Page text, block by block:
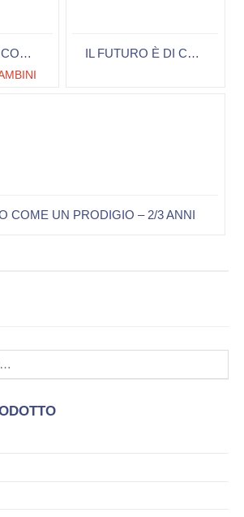
MI HAI FATTO COME UN PRODIGIO + LIBRETTO IL FUTURO È DI CHI CREDE NELLA BELLEZZA DEI PROPRI SOGNI – JUNIOR, 4/5 ANNI
COME UN PRODIGIO – 2/3 ANNI